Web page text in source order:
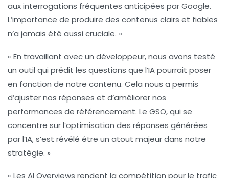
aux interrogations fréquentes anticipées par Google.
L’importance de produire des contenus clairs et fiables
n’a jamais été aussi cruciale. »
« En travaillant avec un développeur, nous avons testé
un outil qui prédit les questions que l’IA pourrait poser
en fonction de notre contenu. Cela nous a permis
d’ajuster nos réponses et d’améliorer nos
performances de référencement. Le GSO, qui se
concentre sur l’optimisation des réponses générées
par l’IA, s’est révélé être un atout majeur dans notre
stratégie. »